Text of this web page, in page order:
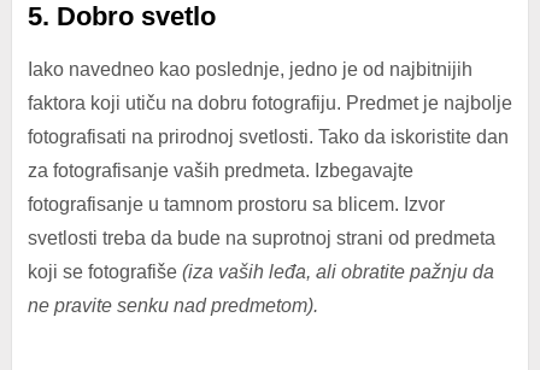
5. Dobro svetlo
Iako navedneo kao poslednje, jedno je od najbitnijih
faktora koji utiču na dobru fotografiju. Predmet je najbolje
fotografisati na prirodnoj svetlosti. Tako da iskoristite dan
za fotografisanje vaših predmeta. Izbegavajte
fotografisanje u tamnom prostoru sa blicem. Izvor
svetlosti treba da bude na suprotnoj strani od predmeta
koji se fotografiše (iza vaših leđa, ali obratite pažnju da
ne pravite senku nad predmetom).